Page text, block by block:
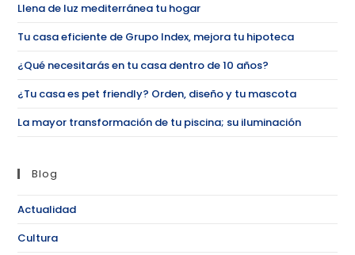
Llena de luz mediterránea tu hogar
Tu casa eficiente de Grupo Index, mejora tu hipoteca
¿Qué necesitarás en tu casa dentro de 10 años?
¿Tu casa es pet friendly? Orden, diseño y tu mascota
La mayor transformación de tu piscina; su iluminación
Blog
Actualidad
Cultura